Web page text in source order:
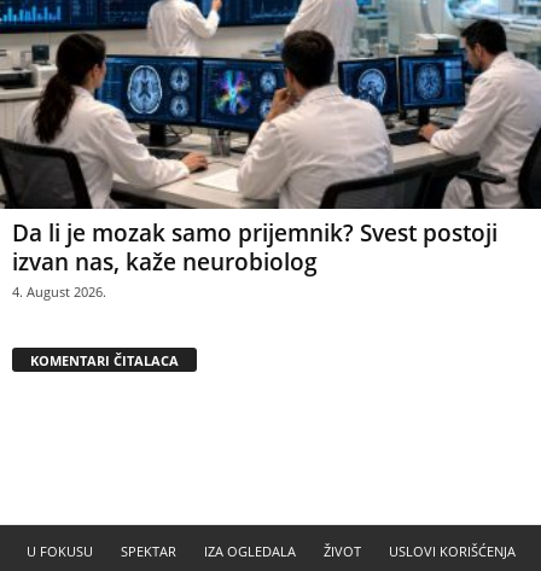
Da li je mozak samo prijemnik? Svest postoji
izvan nas, kaže neurobiolog
4. August 2026.
KOMENTARI ČITALACA
U FOKUSU SPEKTAR IZA OGLEDALA ŽIVOT
USLOVI KORIŠĆENJA